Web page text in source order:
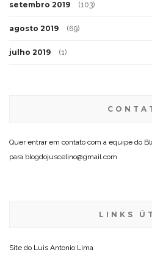
setembro 2019 (103)
agosto 2019 (69)
julho 2019 (1)
Quer entrar em contato com a equipe do
para blogdojuscelino@gmail.com
LINKS
Site do Luis Antonio Lima